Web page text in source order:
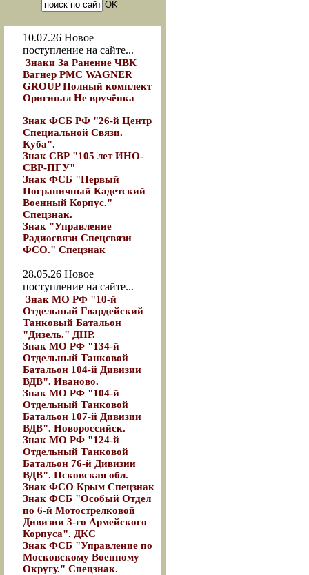
10.07.26 Новое
поступление на сайте...
Знаки За Ранение ЧВК
Вагнер РМС WAGNER
GROUP Полный комплект
Оригинал Не вручёнка
Знак ФСБ РФ "26-й Центр
Специальной Связи.
Куба".
Знак СВР "105 лет ИНО-
СВР-ПГУ"
Знак ФСБ "Первый
Пограничный Кадетский
Военный Корпус."
Спецзнак.
Знак "Управление
Радиосвязи Спецсвязи
ФСО." Спецзнак
28.05.26 Новое
поступление на сайте...
Знак МО РФ "10-й
Отдельный Гвардейский
Танковый Батальон
"Дизель." ДНР.
Знак МО РФ "134-й
Отдельный Танковой
Батальон 104-й Дивизии
ВДВ". Иваново.
Знак МО РФ "104-й
Отдельный Танковой
Батальон 107-й Дивизии
ВДВ". Новороссийск.
Знак МО РФ "124-й
Отдельный Танковой
Батальон 76-й Дивизии
ВДВ". Псковская обл.
Знак ФСО Крым Спецзнак
Знак ФСБ "Особый Отдел
по 6-й Мотострелковой
Дивизии 3-го Армейского
Корпуса". ДКС
Знак ФСБ "Управление по
Московскому Военному
Округу." Спецзнак.